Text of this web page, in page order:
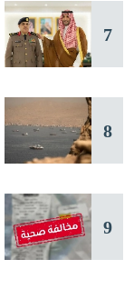
7
8
9